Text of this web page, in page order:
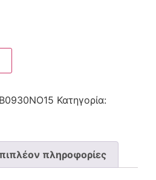
B0930NO15 Κατηγορία:
πληροφορίες